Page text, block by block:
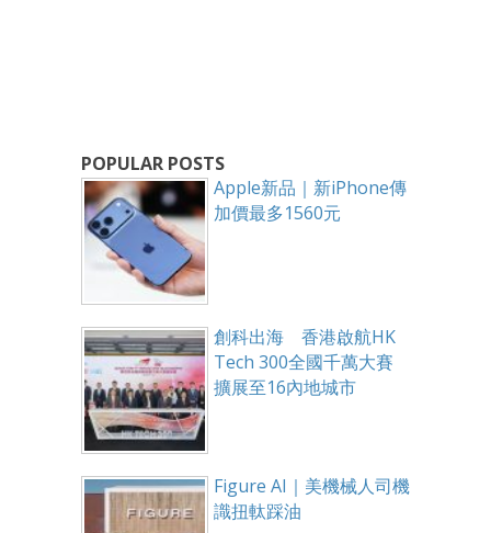
POPULAR POSTS
Apple新品｜新iPhone傳
加價最多1560元
創科出海 香港啟航HK
Tech 300全國千萬大賽
擴展至16內地城市
Figure AI｜美機械人司機
識扭軚踩油